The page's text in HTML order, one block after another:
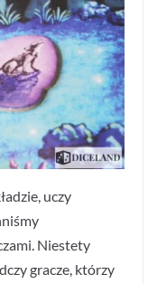
uczy
Niestety
gracze, którzy